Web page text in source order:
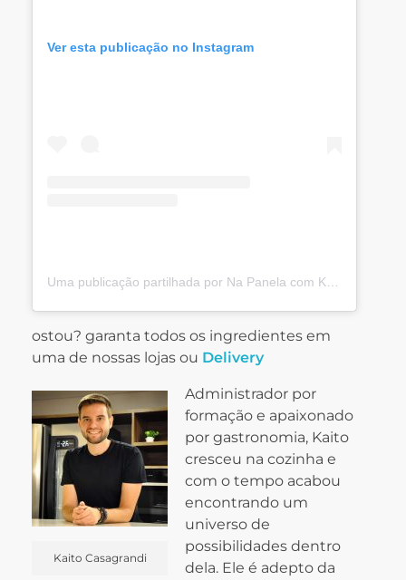
Ver esta publicação no Instagram
ostou? garanta todos os ingredientes em
uma de nossas lojas ou Delivery
Kaito Casagrandi
Administrador por
formação e apaixonado
por gastronomia, Kaito
cresceu na cozinha e
com o tempo acabou
encontrando um
universo de
possibilidades dentro
dela. Ele é adepto da